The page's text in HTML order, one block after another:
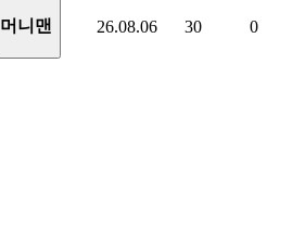
머니맨 26.08.06 30 0